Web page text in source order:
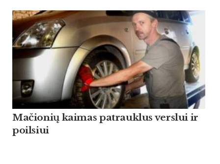
Mačionių kaimas patrauklus verslui ir
poilsiui